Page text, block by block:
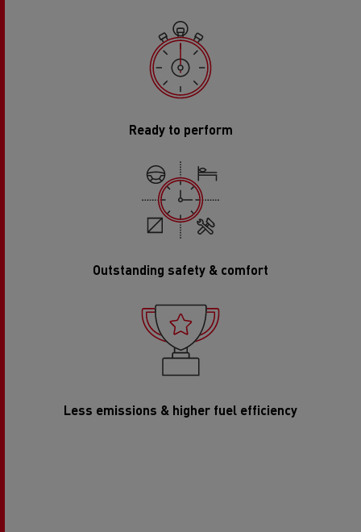
Ready to perform
Outstanding safety & comfort
Less emissions & higher fuel efficiency